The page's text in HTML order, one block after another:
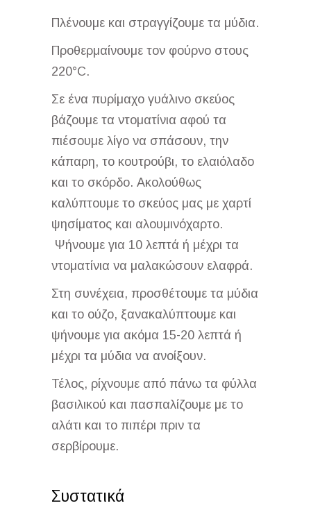
Πλένουμε και στραγγίζουμε τα μύδια.
Προθερμαίνουμε τον φούρνο στους
220°C.
Σε ένα πυρίμαχο γυάλινο σκεύος
βάζουμε τα ντοματίνια αφού τα
πιέσουμε λίγο να σπάσουν, την
κάπαρη, το κουτρούβι, το ελαιόλαδο
και το σκόρδο. Ακολούθως
καλύπτουμε το σκεύος μας με χαρτί
ψησίματος και αλουμινόχαρτο.
Ψήνουμε για 10 λεπτά ή μέχρι τα
ντοματίνια να μαλακώσουν ελαφρά.
Στη συνέχεια, προσθέτουμε τα μύδια
και το ούζο, ξανακαλύπτουμε και
ψήνουμε για ακόμα 15-20 λεπτά ή
μέχρι τα μύδια να ανοίξουν.
Τέλος, ρίχνουμε από πάνω τα φύλλα
βασιλικού και πασπαλίζουμε με το
αλάτι και το πιπέρι πριν τα
σερβίρουμε.
Συστατικά